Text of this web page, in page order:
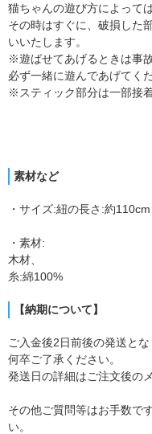
猫ちゃんの遊び方によって
その時はすぐに、破損した
いいたします。
※遊ばせてあげるときは事
必ず一緒に遊んであげてくだ
※スティック部分は一部接
素材など
・サイズ:紐の長さ:約110cm
・素材:
木材、
糸:綿100%
【納期について】
ご入金後2日前後の発送とな
何卒ご了承ください。
発送日の詳細はご注文後の
その他ご質問等はお手数です
い。